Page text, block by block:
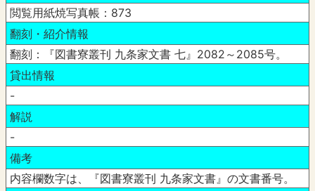
閲覧用紙焼写真帳：873
翻刻・紹介情報
翻刻：『図書寮叢刊 九条家文書 七』2082～2085号。
貸出情報
-
解説
-
備考
内容欄数字は、『図書寮叢刊 九条家文書』の文書番号。